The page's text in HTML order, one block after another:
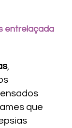
entrelaçada
,
que